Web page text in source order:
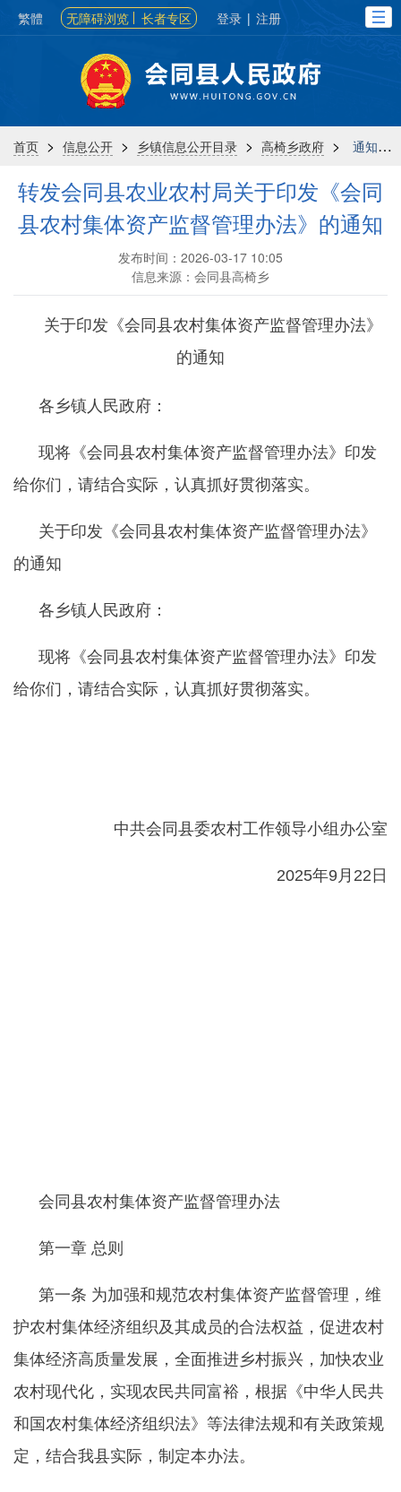
繁體 无障碍浏览 长者专区 登录 | 注册
首页 > 信息公开 > 乡镇信息公开目录 > 高椅乡政府 > 通知公告
转发会同县农业农村局关于印发《会同
县农村集体资产监督管理办法》的通知
发布时间：2026-03-17 10:05
信息来源：会同县高椅乡
关于印发《会同县农村集体资产监督管理办法》
的通知
各乡镇人民政府：
现将《会同县农村集体资产监督管理办法》印发
给你们，请结合实际，认真抓好贯彻落实。
关于印发《会同县农村集体资产监督管理办法》
的通知
各乡镇人民政府：
现将《会同县农村集体资产监督管理办法》印发
给你们，请结合实际，认真抓好贯彻落实。
中共会同县委农村工作领导小组办公室
2025年9月22日
会同县农村集体资产监督管理办法
第一章 总则
第一条 为加强和规范农村集体资产监督管理，维
护农村集体经济组织及其成员的合法权益，促进农村
集体经济高质量发展，全面推进乡村振兴，加快农业
农村现代化，实现农民共同富裕，根据《中华人民共
和国农村集体经济组织法》等法律法规和有关政策规
定，结合我县实际，制定本办法。